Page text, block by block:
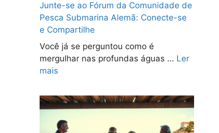
Junte-se ao Fórum da Comunidade de
Pesca Submarina Alemã: Conecte-se
e Compartilhe
Você já se perguntou como é
mergulhar nas profundas águas … Ler
mais